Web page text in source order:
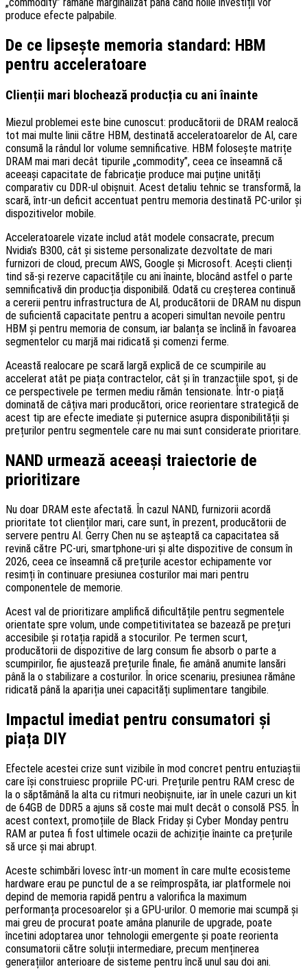
„commodity” rămâne marginalizat până când noile investiții vor
produce efecte palpabile.
De ce lipsește memoria standard: HBM
pentru acceleratoare
Clienții mari blochează producția cu ani înainte
Miezul problemei este bine cunoscut: producătorii de DRAM realocă
tot mai multe linii către HBM, destinată acceleratoarelor de AI, care
consumă la rândul lor volume semnificative. HBM folosește matrițe
DRAM mai mari decât tipurile „commodity”, ceea ce înseamnă că
aceeași capacitate de fabricație produce mai puține unități
comparativ cu DDR-ul obișnuit. Acest detaliu tehnic se transformă, la
scară, într-un deficit accentuat pentru memoria destinată PC-urilor și
dispozitivelor mobile.
Acceleratoarele vizate includ atât modele consacrate, precum
Nvidia’s B300, cât și sisteme personalizate dezvoltate de mari
furnizori de cloud, precum AWS, Google și Microsoft. Acești clienți
tind să-și rezerve capacitățile cu ani înainte, blocând astfel o parte
semnificativă din producția disponibilă. Odată cu creșterea continuă
a cererii pentru infrastructura de AI, producătorii de DRAM nu dispun
de suficientă capacitate pentru a acoperi simultan nevoile pentru
HBM și pentru memoria de consum, iar balanța se înclină în favoarea
segmentelor cu marjă mai ridicată și comenzi ferme.
Această realocare pe scară largă explică de ce scumpirile au
accelerat atât pe piața contractelor, cât și în tranzacțiile spot, și de
ce perspectivele pe termen mediu rămân tensionate. Într-o piață
dominată de câțiva mari producători, orice reorientare strategică de
acest tip are efecte imediate și puternice asupra disponibilității și
prețurilor pentru segmentele care nu mai sunt considerate prioritare.
NAND urmează aceeași traiectorie de
prioritizare
Nu doar DRAM este afectată. În cazul NAND, furnizorii acordă
prioritate tot clienților mari, care sunt, în prezent, producătorii de
servere pentru AI. Gerry Chen nu se așteaptă ca capacitatea să
revină către PC-uri, smartphone-uri și alte dispozitive de consum în
2026, ceea ce înseamnă că prețurile acestor echipamente vor
resimți în continuare presiunea costurilor mai mari pentru
componentele de memorie.
Acest val de prioritizare amplifică dificultățile pentru segmentele
orientate spre volum, unde competitivitatea se bazează pe prețuri
accesibile și rotația rapidă a stocurilor. Pe termen scurt,
producătorii de dispozitive de larg consum fie absorb o parte a
scumpirilor, fie ajustează prețurile finale, fie amână anumite lansări
până la o stabilizare a costurilor. În orice scenariu, presiunea rămâne
ridicată până la apariția unei capacități suplimentare tangibile.
Impactul imediat pentru consumatori și
piața DIY
Efectele acestei crize sunt vizibile în mod concret pentru entuziaștii
care își construiesc propriile PC-uri. Prețurile pentru RAM cresc de
la o săptămână la alta cu ritmuri neobișnuite, iar în unele cazuri un kit
de 64GB de DDR5 a ajuns să coste mai mult decât o consolă PS5. În
acest context, promoțiile de Black Friday și Cyber Monday pentru
RAM ar putea fi fost ultimele ocazii de achiziție înainte ca prețurile
să urce și mai abrupt.
Aceste schimbări lovesc într-un moment în care multe ecosisteme
hardware erau pe punctul de a se reîmprospăta, iar platformele noi
depind de memoria rapidă pentru a valorifica la maximum
performanța procesoarelor și a GPU-urilor. O memorie mai scumpă și
mai greu de procurat poate amâna planurile de upgrade, poate
încetini adoptarea unor tehnologii emergente și poate reorienta
consumatorii către soluții intermediare, precum menținerea
generațiilor anterioare de sisteme pentru încă unul sau doi ani.